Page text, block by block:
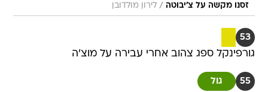
זסנו מקשה על צ'יבוטה / לירון מולדובן
53
גורפינקל ספג צהוב אחרי עבירה על מוצ'ה
55 גול